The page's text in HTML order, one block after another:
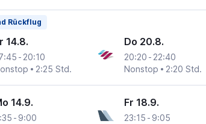
Rückflug
14.8.
- 20:10
2:25 Std.
Do 20.8.
20:20 - 22:40
Nonstop
2:20 Std.
14.9.
- 9:00
Fr 18.9.
23:15 - 9:05